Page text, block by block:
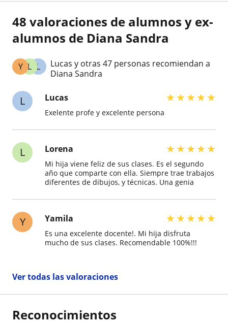
48 valoraciones de alumnos y ex-
alumnos de Diana Sandra
L
L
Y
Lucas y otras 47 personas recomiendan a
Diana Sandra
L Lucas ★★★★★
Exelente profe y excelente persona
L Lorena ★★★★★
Mi hija viene feliz de sus clases. Es el segundo
año que comparte con ella. Siempre trae trabajos
diferentes de dibujos, y técnicas. Una genia
Y Yamila ★★★★★
Es una excelente docente!. Mi hija disfruta
mucho de sus clases. Recomendable 100%!!!
Ver todas las valoraciones
Reconocimientos